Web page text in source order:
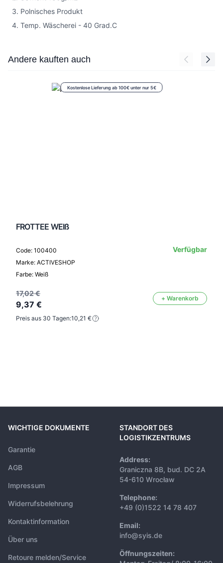
3. Polnisches Produkt
4. Temp. Wäscherei - 40 Grad.C
Press to skip carousel
Andere kauften auch
Kostenlose Lieferung ab 100€ unter nur 5€
FROTTEE WEIß
Code: 100400
Marke: ACTIVESHOP
Farbe: Weiß
Verfügbar
17,02 €
9,37 €
+ Warenkorb
Preis aus 30 Tagen:10,21 €
WICHTIGE DOKUMENTE
Garantie
AGB
Impressum
Widerrufsbelehrung
Kontaktinformation
Über uns
Retoure melden/Service
STANDORT DES
LOGISTIKZENTRUMS
Address:
Graniczna 8B, bud. DC 2A
54-610 Wrocław
Telephone:
+49 (0)1522 14 78 407
Email:
info@syis.de
Öffnungszeiten: